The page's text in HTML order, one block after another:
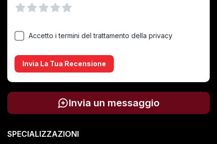
Accetto i termini del trattamento della privacy
Invia La Tua Recensione
Invia un messaggio
SPECIALIZZAZIONI